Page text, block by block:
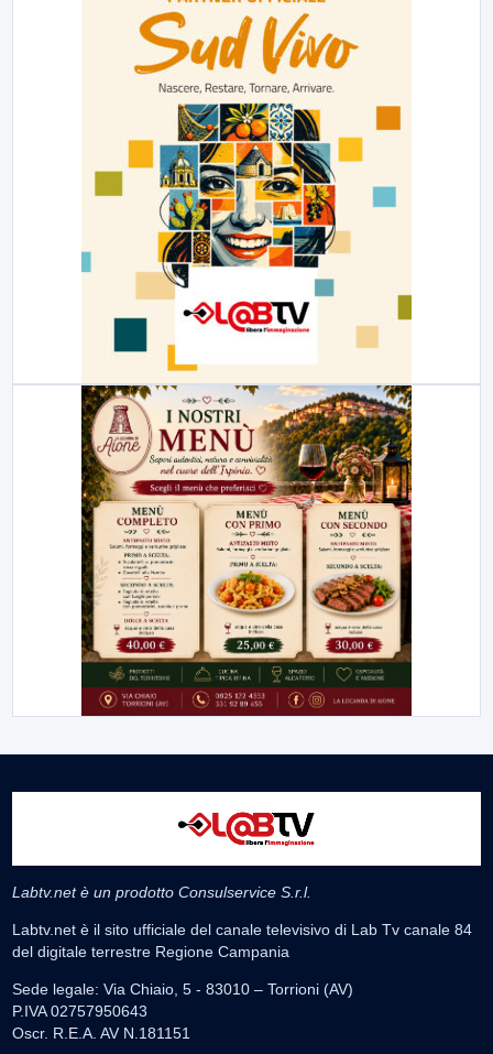
Labtv.net è un prodotto Consulservice S.r.l.
Labtv.net è il sito ufficiale del canale televisivo di Lab Tv canale 84
del digitale terrestre Regione Campania
Sede legale: Via Chiaio, 5 - 83010 – Torrioni (AV)
P.IVA 02757950643
Oscr. R.E.A. AV N.181151